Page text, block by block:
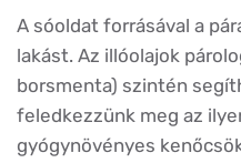
A sóoldat forrásával a
lakást. Az illóolajok
borsmenta) szintén
feledkezzünk meg az
gyógynövényes